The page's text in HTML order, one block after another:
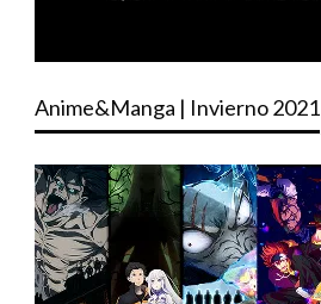
Anime&Manga | Invierno 2021